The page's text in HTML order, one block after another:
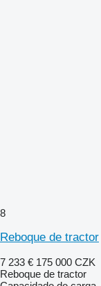
8
Reboque de tractor
7 233 € 175 000 CZK
Reboque de tractor